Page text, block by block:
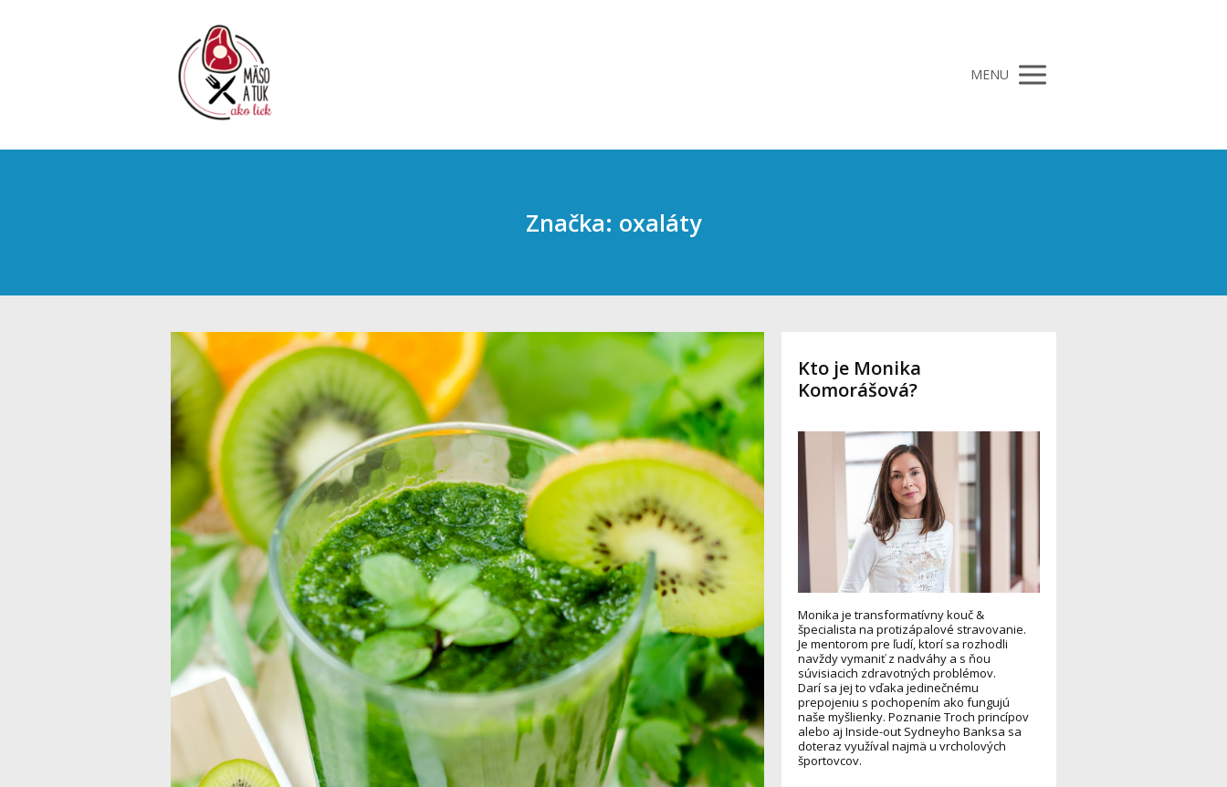
MENU
Značka: oxaláty
Kto je Monika
Komorášová?
Monika je transformatívny kouč &
špecialista na protizápalové stravovanie.
Je mentorom pre ľudí, ktorí sa rozhodli
navždy vymaniť z nadváhy a s ňou
súvisiacich zdravotných problémov.
Darí sa jej to vďaka jedinečnému
prepojeniu s pochopením ako fungujú
naše myšlienky. Poznanie Troch princípov
alebo aj Inside-out Sydneyho Banksa sa
doteraz využíval najmä u vrcholových
športovcov.